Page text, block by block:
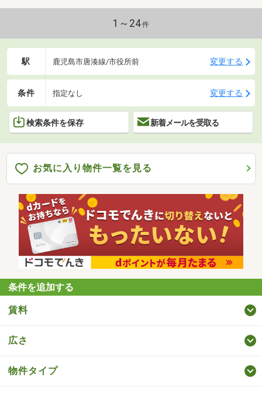
1～24件
駅 鹿児島市唐湊線/市役所前 変更する
条件 指定なし 変更する
検索条件を保存 新着メールを受取る
お気に入り物件一覧を見る
条件を追加する
賃料
広さ
物件タイプ